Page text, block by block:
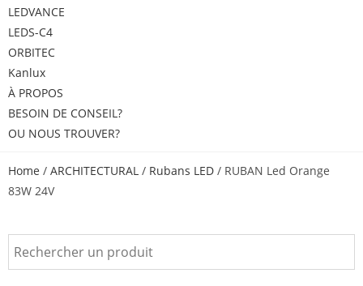
LEDVANCE
LEDS-C4
ORBITEC
Kanlux
À PROPOS
BESOIN DE CONSEIL?
OU NOUS TROUVER?
Home / ARCHITECTURAL / Rubans LED / RUBAN Led Orange
83W 24V